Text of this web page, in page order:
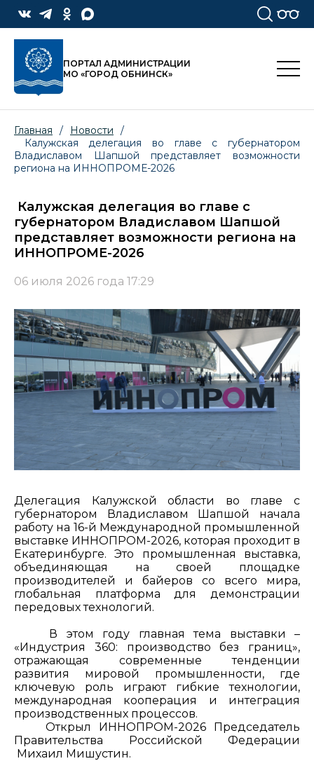
ПОРТАЛ АДМИНИСТРАЦИИ
МО «ГОРОД ОБНИНСК»
Главная / Новости
/
Калужская делегация во главе с губернатором
Владиславом Шапшой представляет возможности
региона на ИННОПРОМЕ-2026
Калужская делегация во главе с
губернатором Владиславом Шапшой
представляет возможности региона на
ИННОПРОМЕ-2026
06 июля 2026 года 17:29
Делегация Калужской области во главе с
губернатором Владиславом Шапшой начала
работу на 16-й Международной промышленной
выставке ИННОПРОМ-2026, которая проходит в
Екатеринбурге. Это промышленная выставка,
объединяющая на своей площадке
производителей и байеров со всего мира,
глобальная платформа для демонстрации
передовых технологий.
В этом году главная тема выставки –
«Индустрия 360: производство без границ»,
отражающая современные тенденции
развития мировой промышленности, где
ключевую роль играют гибкие технологии,
международная кооперация и интеграция
производственных процессов.
Открыл ИННОПРОМ-2026 Председатель
Правительства Российской Федерации
Михаил Мишустин.